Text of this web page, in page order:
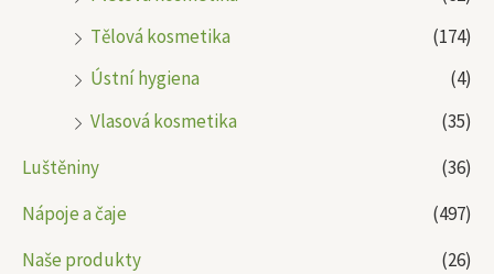
Tělová kosmetika
(174)
Ústní hygiena
(4)
Vlasová kosmetika
(35)
Luštěniny
(36)
Nápoje a čaje
(497)
Naše produkty
(26)